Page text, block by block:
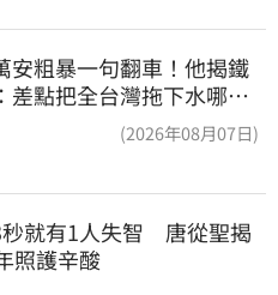
安粗暴一句翻車！他揭鐵
差點把全台灣拖下水哪時
(2026年08月07日)
就有1人失智　唐從聖揭
照護辛酸